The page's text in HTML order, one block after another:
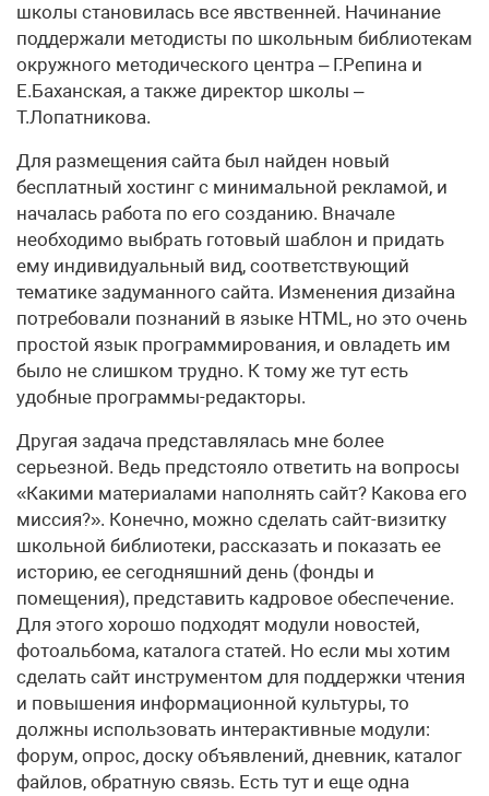
школы становилась все явственней. Начинание
поддержали методисты по школьным библиотекам
окружного методического центра – Г.Репина и
Е.Баханская, а также директор школы –
Т.Лопатникова.
Для размещения сайта был найден новый
бесплатный хостинг с минимальной рекламой, и
началась работа по его созданию. Вначале
необходимо выбрать готовый шаблон и придать
ему индивидуальный вид, соответствующий
тематике задуманного сайта. Изменения дизайна
потребовали познаний в языке HTML, но это очень
простой язык программирования, и овладеть им
было не слишком трудно. К тому же тут есть
удобные программы-редакторы.
Другая задача представлялась мне более
серьезной. Ведь предстояло ответить на вопросы
«Какими материалами наполнять сайт? Какова его
миссия?». Конечно, можно сделать сайт-визитку
школьной библиотеки, рассказать и показать ее
историю, ее сегодняшний день (фонды и
помещения), представить кадровое обеспечение.
Для этого хорошо подходят модули новостей,
фотоальбома, каталога статей. Но если мы хотим
сделать сайт инструментом для поддержки чтения
и повышения информационной культуры, то
должны использовать интерактивные модули:
форум, опрос, доску объявлений, дневник, каталог
файлов, обратную связь. Есть тут и еще одна